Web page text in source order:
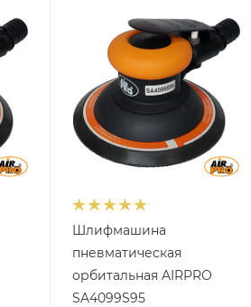
подошвы, мм
Мощность, кВт
0,22
Обороты, об/мин
12000
Расход воздуха, л/
170
Шлифмашина
пневматическая
орбитальная AIRPRO
SA4099S95